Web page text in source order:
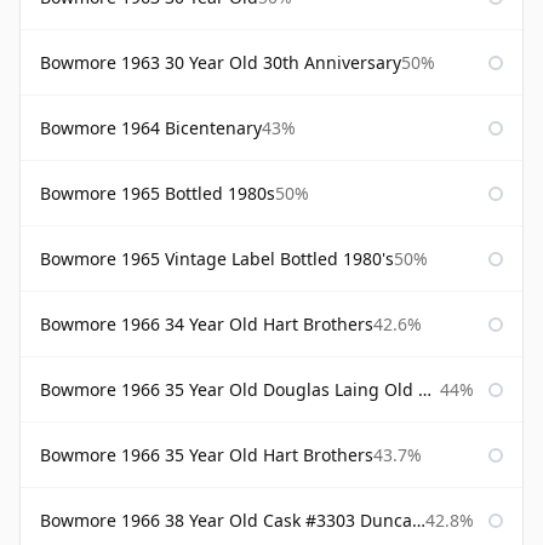
Bowmore 1963 30 Year Old 30th Anniversary50%
Bowmore 1964 Bicentenary43%
Bowmore 1965 Bottled 1980s50%
Bowmore 1965 Vintage Label Bottled 1980's50%
Bowmore 1966 34 Year Old Hart Brothers42.6%
Bowmore 1966 35 Year Old Douglas Laing Old Malt Cask 44%
Bowmore 1966 35 Year Old Hart Brothers43.7%
Bowmore 1966 38 Year Old Cask #3303 Duncan Taylor 42.8%